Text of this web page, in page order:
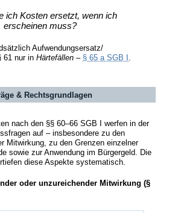
ich Kosten ersetzt, wenn ich
erscheinen muss?
Aufwendungsersatz/
61 nur in Härtefällen – § 65 a SGB I
& Rechtsgrundlagen
nach den §§ 60–66 SGB I werfen in der
auf – insbesondere zu den
Mitwirkung, zu den Grenzen einzelner
sowie zur Anwendung im Bürgergeld. Die
diese Aspekte systematisch.
oder unzureichender Mitwirkung (§